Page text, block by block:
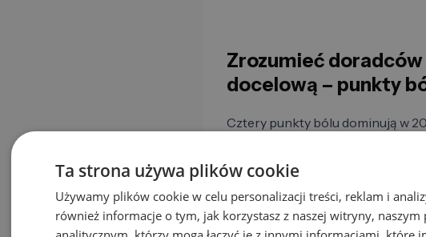
Zrozumieć
docelową – punkty
Cztery punkty bólu dominują w
! Dżungla dofinansowania
EBN, EEW
Ta strona używa plików cookie
Używamy plików cookie w celu personalizacji treści, reklam i
również informacje o tym, jak korzystasz z naszej witryny,